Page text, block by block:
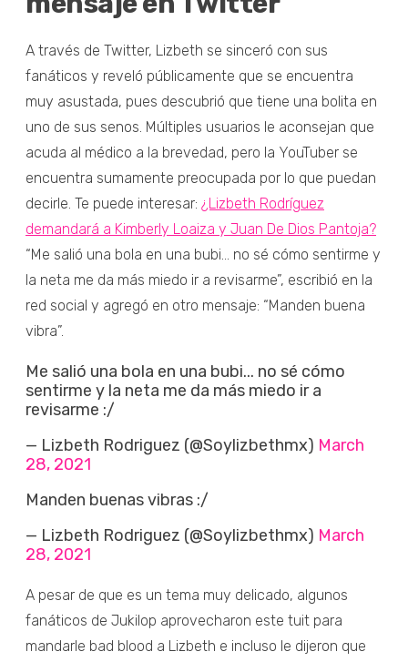
A través de Twitter, Lizbeth se sinceró con sus
fanáticos y reveló públicamente que se encuentra
muy asustada, pues descubrió que tiene una bolita en
uno de sus senos. Múltiples usuarios le aconsejan que
acuda al médico a la brevedad, pero la YouTuber se
encuentra sumamente preocupada por lo que puedan
decirle. Te puede interesar: ¿Lizbeth Rodríguez
demandará a Kimberly Loaiza y Juan De Dios Pantoja?
“Me salió una bola en una bubi... no sé cómo sentirme y
la neta me da más miedo ir a revisarme”, escribió en la
red social y agregó en otro mensaje: “Manden buena
vibra”.
Me salió una bola en una bubi... no sé cómo
sentirme y la neta me da más miedo ir a
revisarme :/
— Lizbeth Rodriguez (@Soylizbethmx) March
28, 2021
Manden buenas vibras :/
— Lizbeth Rodriguez (@Soylizbethmx) March
28, 2021
A pesar de que es un tema muy delicado, algunos
fanáticos de Jukilop aprovecharon este tuit para
mandarle bad blood a Lizbeth e incluso le dijeron que